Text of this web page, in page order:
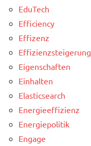
EduTech
Efficiency
Effizenz
Effizienzsteigerung
Eigenschaften
Einhalten
Elasticsearch
Energieeffizienz
Energiepolitik
Engage